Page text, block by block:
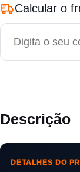
Calcular o
CEP
Descrição
DETALHES DO